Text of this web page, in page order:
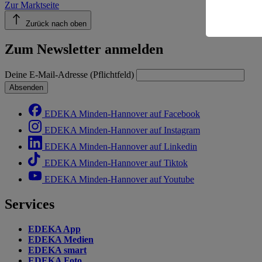
Zur Marktseite
Zurück nach oben
Zum Newsletter anmelden
Deine E-Mail-Adresse (Pflichtfeld)
Absenden
EDEKA Minden-Hannover auf Facebook
EDEKA Minden-Hannover auf Instagram
EDEKA Minden-Hannover auf Linkedin
EDEKA Minden-Hannover auf Tiktok
EDEKA Minden-Hannover auf Youtube
Services
EDEKA App
EDEKA Medien
EDEKA smart